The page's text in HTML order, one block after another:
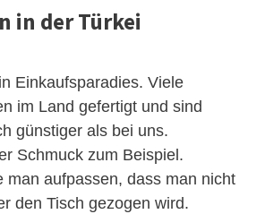
in der Türkei
Einkaufsparadies. Viele
im Land gefertigt und sind
günstiger als bei uns.
Schmuck zum Beispiel.
man aufpassen, dass man nicht
den Tisch gezogen wird.